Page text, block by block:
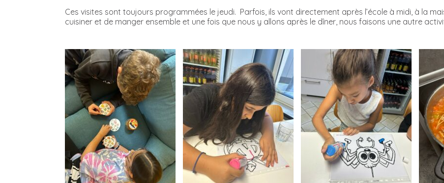
Ces visites sont toujours programmées le jeudi. Parfois, ils vont directement après l’école à midi, à la
cuisiner et de manger ensemble et une fois que nous y allons après le dîner, nous faisons une autre